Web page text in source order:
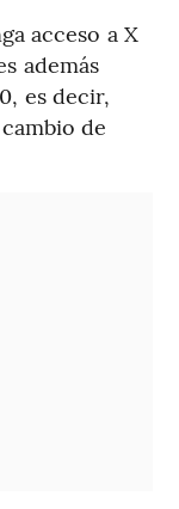
acceso a X
además
es decir,
de